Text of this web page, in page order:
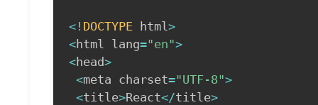
< ! DOCTYPE html>
<html lang="en">
<head>
<meta charset="UTF-8">
<title>React</title>